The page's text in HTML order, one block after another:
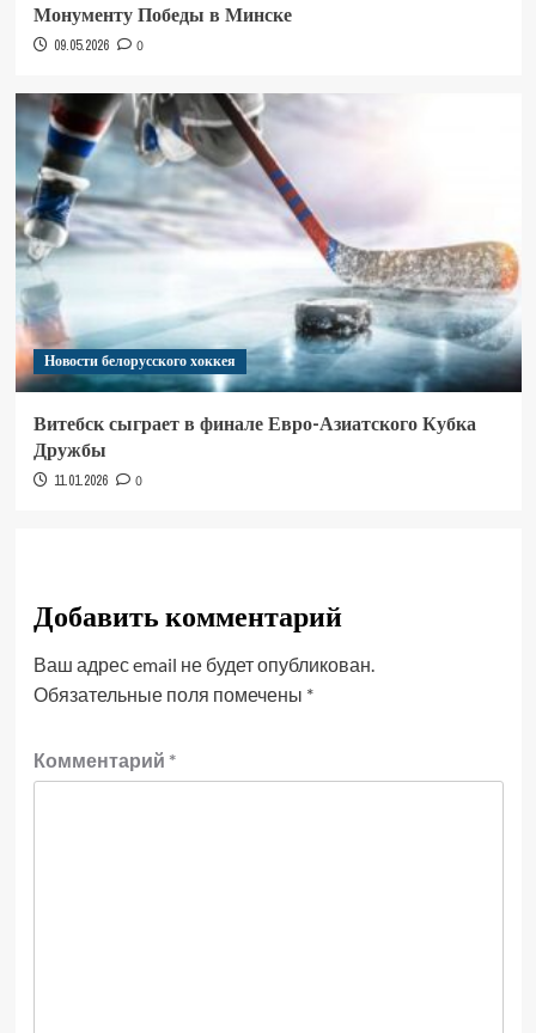
Монументу Победы в Минске
09.05.2026 0
Новости белорусского хоккея
Витебск сыграет в финале Евро-Азиатского Кубка
Дружбы
11.01.2026 0
Добавить комментарий
Ваш адрес email не будет опубликован.
Обязательные поля помечены *
Комментарий *